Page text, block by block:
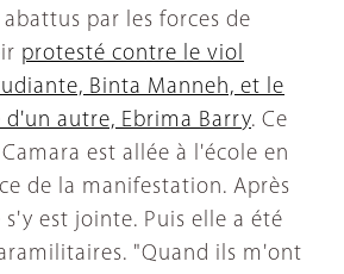
par les forces de
protesté contre le viol
Binta Manneh, et le
autre, Ebrima Barry. Ce
est allée à l'école en
de la manifestation. Après
est jointe. Puis elle a été
"Quand ils m'ont